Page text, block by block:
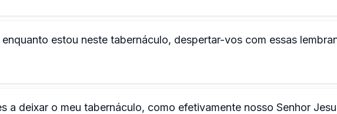
estou neste tabernáculo, despertar-vos com essas
a deixar o meu tabernáculo, como efetivamente nosso Senhor